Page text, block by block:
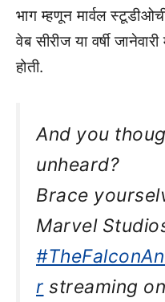
भाग म्हणून मार्वल
वेब सीरीज या वर्षी
होती.
And you
unheard?
Brace
Marvel
r streaming